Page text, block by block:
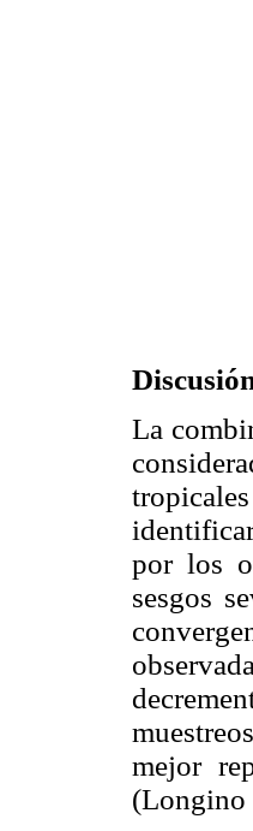
La
por los
sesgos
mejor
(Longino